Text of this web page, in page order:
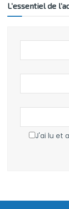
L’essentiel de
J'ai lu et